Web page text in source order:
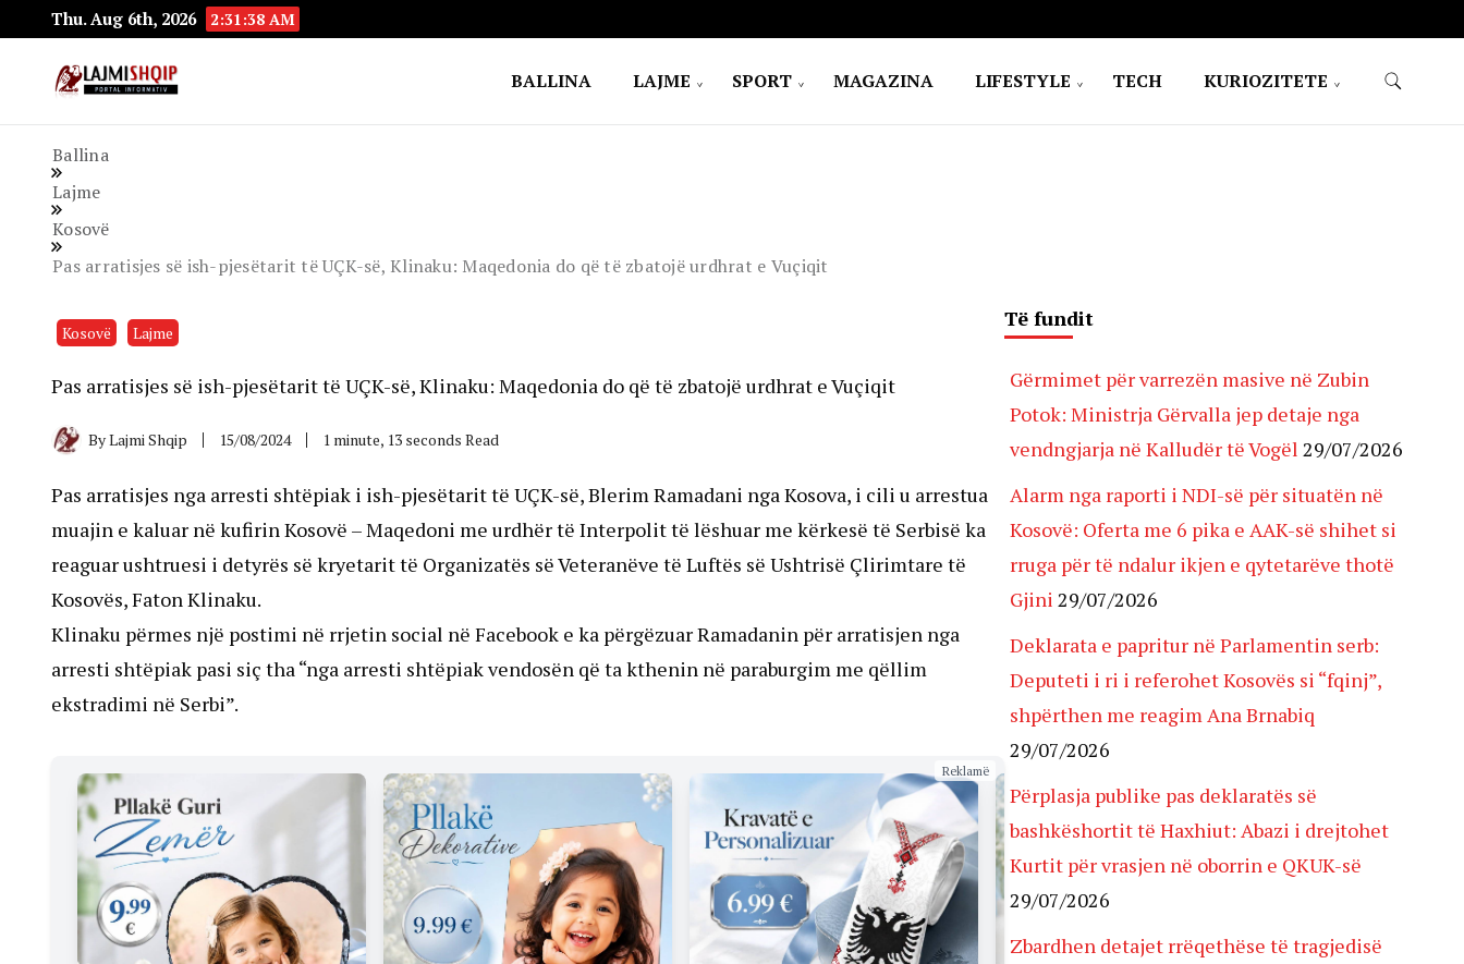
Thu. Aug 6th, 2026 2:31:39 AM
BALLINA LAJME SPORT MAGAZINA LIFESTYLE TECH KURIOZITETE
Ballina
Lajme
Kosovë
Pas arratisjes së ish-pjesëtarit të UÇK-së, Klinaku: Maqedonia do që të zbatojë urdhrat e Vuçiqit
Kosovë Lajme
Pas arratisjes së ish-pjesëtarit të UÇK-së, Klinaku: Maqedonia do që të zbatojë urdhrat e Vuçiqit
ByLajmi Shqip 15/08/2024 1 minute, 13 seconds Read
Pas arratisjes nga arresti shtëpiak i ish-pjesëtarit të UÇK-së, Blerim Ramadani nga Kosova, i cili u arrestua
muajin e kaluar në kufirin Kosovë – Maqedoni me urdhër të Interpolit të lëshuar me kërkesë të Serbisë ka
reaguar ushtruesi i detyrës së kryetarit të Organizatës së Veteranëve të Luftës së Ushtrisë Çlirimtare të
Kosovës, Faton Klinaku.
Klinaku përmes një postimi në rrjetin social në Facebook e ka përgëzuar Ramadanin për arratisjen nga
arresti shtëpiak pasi siç tha “nga arresti shtëpiak vendosën që ta kthenin në paraburgim me qëllim
ekstradimi në Serbi”.
Reklamë
Të fundit
Gërmimet për varrezën masive në Zubin
Potok: Ministrja Gërvalla jep detaje nga
vendngjarja në Kalludër të Vogël 29/07/2026
Alarm nga raporti i NDI-së për situatën në
Kosovë: Oferta me 6 pika e AAK-së shihet si
rruga për të ndalur ikjen e qytetarëve thotë
Gjini 29/07/2026
Deklarata e papritur në Parlamentin serb:
Deputeti i ri i referohet Kosovës si “fqinj”,
shpërthen me reagim Ana Brnabiq
29/07/2026
Përplasja publike pas deklaratës së
bashkëshortit të Haxhiut: Abazi i drejtohet
Kurtit për vrasjen në oborrin e QKUK-së
29/07/2026
Zbardhen detajet rrëqethëse të tragjedisë